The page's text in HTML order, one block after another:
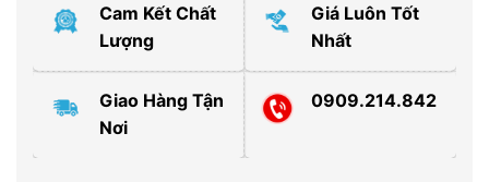
Cam Kết Chất
Lượng
Giá Luôn Tốt
Nhất
Giao Hàng Tận
Nơi
0909.214.842